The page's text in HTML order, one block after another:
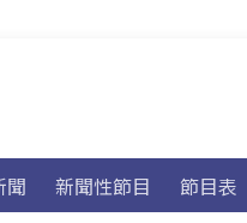
聞 新聞性節目 節目表